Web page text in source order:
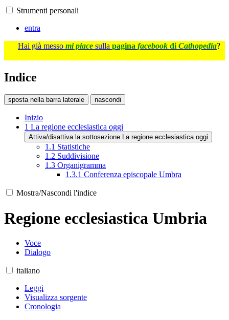
Strumenti personali
entra
Hai già messo mi piace sulla pagina facebook di Cathopedia?
Indice
sposta nella barra laterale nascondi
Inizio
1 La regione ecclesiastica oggi
Attiva/disattiva la sottosezione La regione ecclesiastica oggi
1.1 Statistiche
1.2 Suddivisione
1.3 Organigramma
1.3.1 Conferenza episcopale Umbra
Mostra/Nascondi l'indice
Regione ecclesiastica Umbria
Voce
Dialogo
italiano
Leggi
Visualizza sorgente
Cronologia